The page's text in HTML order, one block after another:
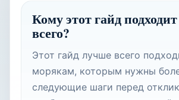
Кому этот гайд
всего?
Этот гайд лучше всего
морякам, которым нужны
следующие шаги перед